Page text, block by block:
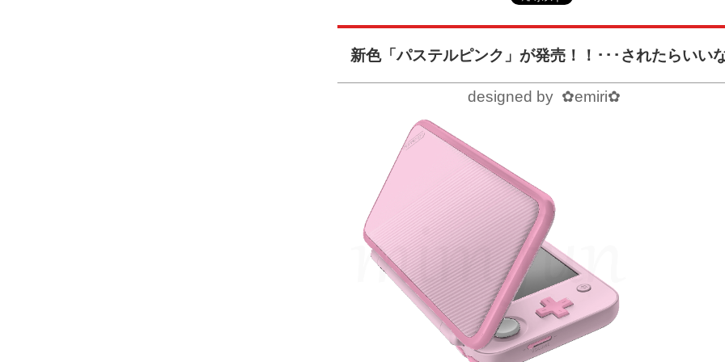
新色「パステルピンク」が発売！！･･･されたらいい
designed by ✿emiri✿